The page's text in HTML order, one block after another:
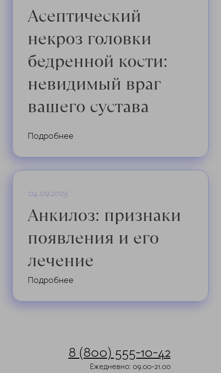
Асептический
некроз головки
бедренной кости:
невидимый враг
вашего сустава
Подробнее
04.09.2025
Анкилоз: признаки
появления и его
лечение
Подробнее
8 (800) 555-10-42
Ежедневно: 09.00-21.00